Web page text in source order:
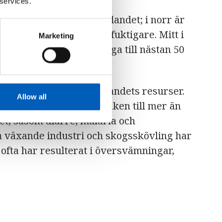
Marketing
Allow all
höjdskillnaderna i landet; i norr är
är det varmare och fuktigare. Mitt i
temperaturen kan stiga till nästan 50
satt stor press på landets resurser.
som är orsaken till mer än
såsom diarré, malaria och
industri och skogsskövling har
har resulterat i översvämningar,